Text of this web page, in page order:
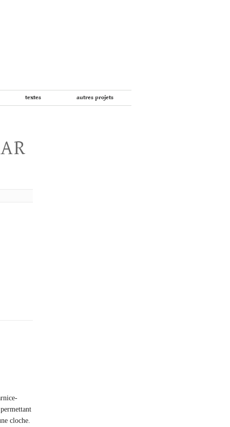
textes autres projets
cloche.